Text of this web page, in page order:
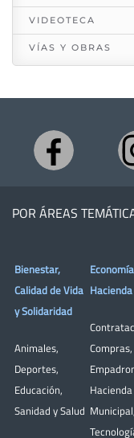
VIDEOTECA
VÍAS Y OBRAS
POR ÁREAS
Bienestar,
Calidad de Vida
y Solidaridad
Animales,
Deportes,
Educación,
Sanidad y Salud
Hacienda
Compras,
Hacienda
Municipal,